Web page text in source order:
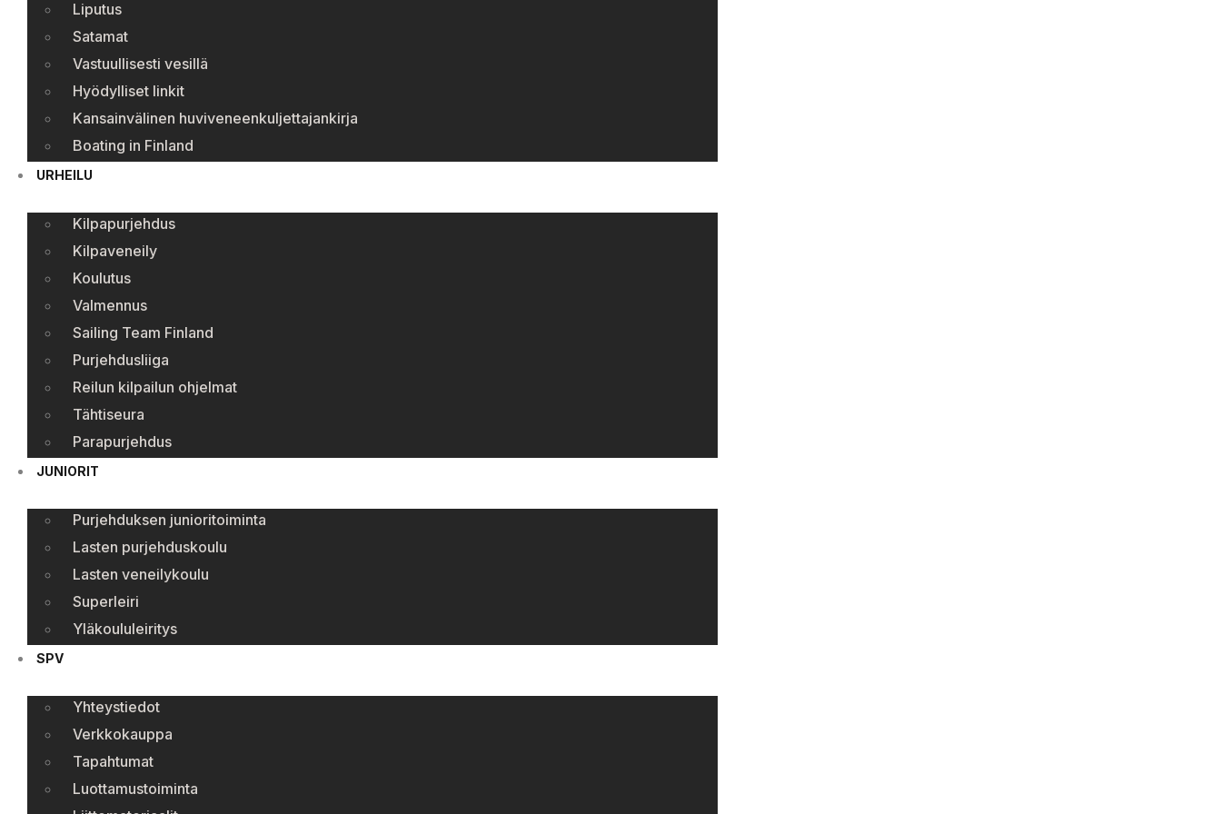
Liputus
Satamat
Vastuullisesti vesillä
Hyödylliset linkit
Kansainvälinen huviveneenkuljettajankirja
Boating in Finland
URHEILU
Kilpapurjehdus
Kilpaveneily
Koulutus
Valmennus
Sailing Team Finland
Purjehdusliiga
Reilun kilpailun ohjelmat
Tähtiseura
Parapurjehdus
JUNIORIT
Purjehduksen junioritoiminta
Lasten purjehduskoulu
Lasten veneilykoulu
Superleiri
Yläkoululeiritys
SPV
Yhteystiedot
Verkkokauppa
Tapahtumat
Luottamustoiminta